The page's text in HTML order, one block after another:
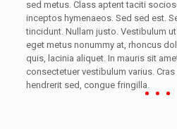
sed metus. Class aptent taciti
inceptos hymenaeos. Sed sed est.
tincidunt. Nullam justo. Vestibulum
eget metus nonummy at, rhoncus
quis, lacinia aliquet. In mauris sit
consectetuer vestibulum varius.
hendrerit sed, congue fringilla.